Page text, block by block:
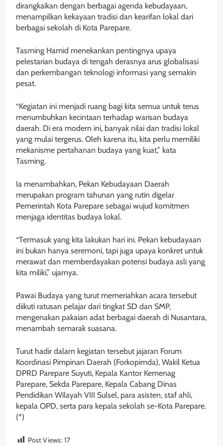
dirangkaikan dengan berbagai agenda kebudayaan,
menampilkan kekayaan tradisi dan kearifan lokal dari
berbagai sekolah di Kota Parepare.
Tasming Hamid menekankan pentingnya upaya
pelestarian budaya di tengah derasnya arus globalisasi
dan perkembangan teknologi informasi yang semakin
pesat.
“Kegiatan ini menjadi ruang bagi kita semua untuk terus
menumbuhkan kecintaan terhadap warisan budaya
daerah. Di era modern ini, banyak nilai dan tradisi lokal
yang mulai tergerus. Oleh karena itu, kita perlu memiliki
mekanisme pertahanan budaya yang kuat,” kata
Tasming.
Ia menambahkan, Pekan Kebudayaan Daerah
merupakan program tahunan yang rutin digelar
Pemerintah Kota Parepare sebagai wujud komitmen
menjaga identitas budaya lokal.
“Termasuk yang kita lakukan hari ini. Pekan kebudayaan
ini bukan hanya seremoni, tapi juga upaya konkret untuk
merawat dan memberdayakan potensi budaya asli yang
kita miliki,” ujarnya.
Pawai Budaya yang turut memeriahkan acara tersebut
diikuti ratusan pelajar dari tingkat SD dan SMP,
mengenakan pakaian adat berbagai daerah di Nusantara,
menambah semarak suasana.
Turut hadir dalam kegiatan tersebut jajaran Forum
Koordinasi Pimpinan Daerah (Forkopimda), Wakil Ketua
DPRD Parepare Suyuti, Kepala Kantor Kemenag
Parepare, Sekda Parepare, Kepala Cabang Dinas
Pendidikan Wilayah VIII Sulsel, para asisten, staf ahli,
kepala OPD, serta para kepala sekolah se-Kota Parepare.
(*)
Post Views: 17